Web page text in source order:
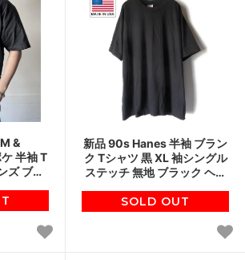
&
半袖 T
ズ ブラ
ク D153
新品 90s Hanes 半袖 ブラン
ク Tシャツ 黒 XL 袖シングル
ステッチ 無地 ブラック ヘイ
ック D152
SOLD OUT